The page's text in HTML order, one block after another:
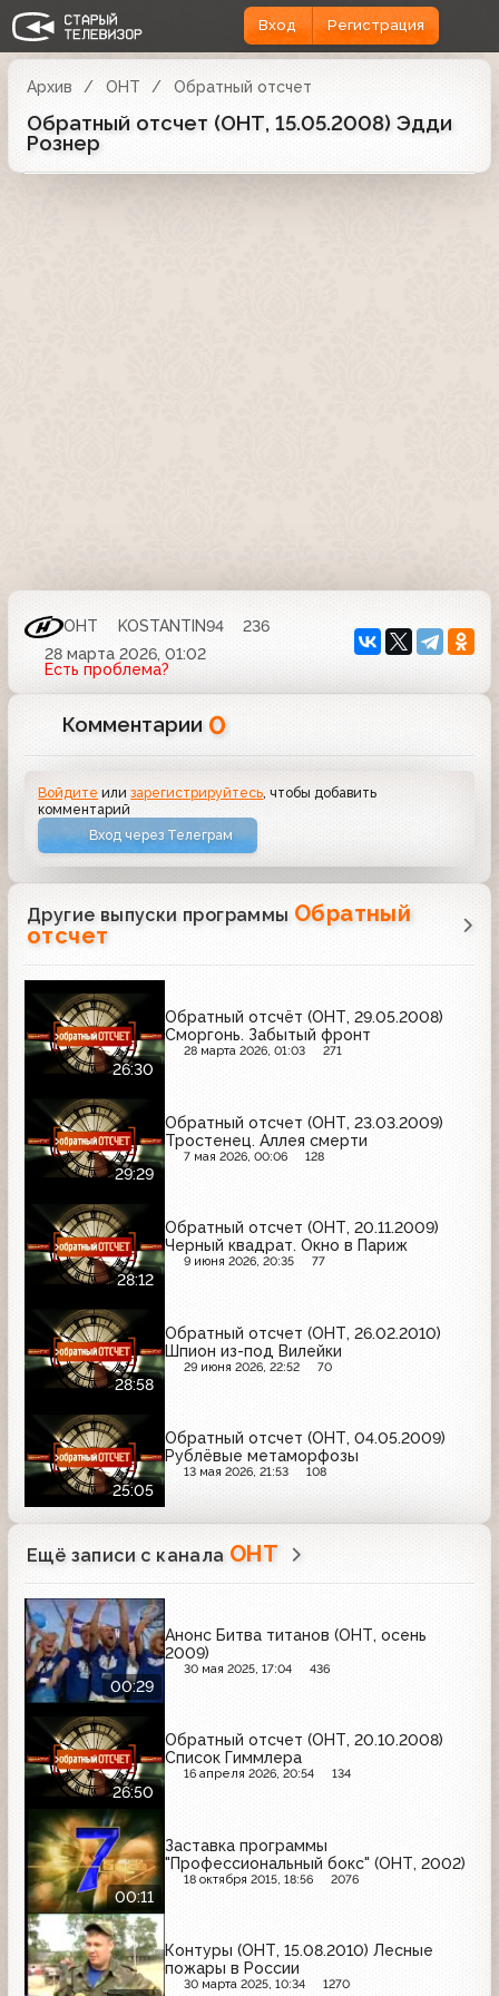
Вход Регистрация
Архив ОНТ Обратный отсчет
Обратный отсчет (ОНТ, 15.05.2008) Эдди
Рознер
ОНТ KOSTANTIN94
236
28 марта 2026, 01:02
Есть проблема?
Комментарии 0
Войдите илизарегистрируйтесь , чтобы добавить
комментарий
Вход через Телеграм
Другие выпуски программы Обратный
отсчет
26:30
Обратный отсчёт (ОНТ, 29.05.2008)
Сморгонь. Забытый фронт
28 марта 2026, 01:03 271
29:29
Обратный отсчет (ОНТ, 23.03.2009)
Тростенец. Аллея смерти
7 мая 2026, 00:06 128
28:12
Обратный отсчет (ОНТ, 20.11.2009)
Черный квадрат. Окно в Париж
9 июня 2026, 20:35 77
28:58
Обратный отсчет (ОНТ, 26.02.2010)
Шпион из-под Вилейки
29 июня 2026, 22:52 70
25:05
Обратный отсчет (ОНТ, 04.05.2009)
Рублёвые метаморфозы
13 мая 2026, 21:53 108
Ещё записи с канала ОНТ
00:29
Анонс Битва титанов (ОНТ, осень
2009)
30 мая 2025, 17:04 436
26:50
Обратный отсчет (ОНТ, 20.10.2008)
Список Гиммлера
16 апреля 2026, 20:54 134
00:11
Заставка программы
"Профессиональный бокс" (ОНТ, 2002)
18 октября 2015, 18:56 2076
Контуры (ОНТ, 15.08.2010) Лесные
пожары в России
30 марта 2025, 10:34 1270